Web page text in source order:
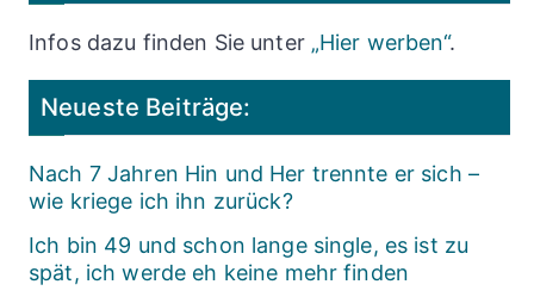
Infos dazu finden Sie unter „Hier werben“.
Neueste Beiträge:
Nach 7 Jahren Hin und Her trennte er sich –
wie kriege ich ihn zurück?
Ich bin 49 und schon lange single, es ist zu
spät, ich werde eh keine mehr finden